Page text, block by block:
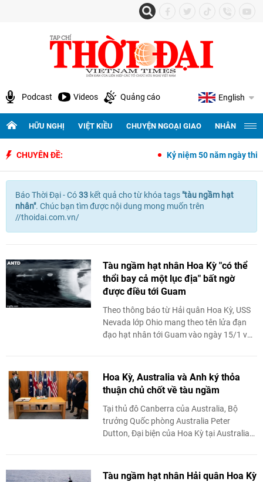
Podcast Videos Quảng cáo English
HỮU NGHỊ VIỆT KIỀU CHUYỆN NGOẠI GIAO NHÂN
CHUYÊN ĐỀ: Kỷ niệm 50 năm ngày thiết
Báo Thời Đại - Có33 kết quả chotừ khóa tags "tàu ngầm hạt
nhân". Chúc bạn tìm được nội dung mong muốn trên
//thoidai.com.vn/
Tàu ngầm hạt nhân Hoa Kỳ "có thể
thổi bay cả một lục địa" bất ngờ
được điều tới Guam
Theo thông báo từ Hải quân Hoa Kỳ, USS
Nevada lớp Ohio mang theo tên lửa đạn
đạo hạt nhân tới Guam vào ngày 15/1 vừa
Hoa Kỳ, Australia và Anh ký thỏa
thuận chủ chốt về tàu ngầm
Tại thủ đô Canberra của Australia, Bộ
trưởng Quốc phòng Australia Peter
Dutton, Đại biện của Hoa Kỳ tại Australia
Tàu ngầm hạt nhân Hải quân Hoa Kỳ